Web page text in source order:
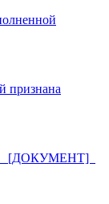
признана
[ДОКУМЕНТ]